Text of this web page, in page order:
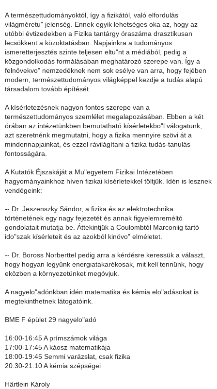
A természettudományoktól, így a fizikától, való elfordulás
világméretu" jelenség. Ennek egyik lehetséges oka az, hogy az
utóbbi évtizedekben a Fizika tantárgy óraszáma drasztikusan
lecsökkent a közoktatásban. Napjainkra a tudományos
ismeretterjesztés szinte teljesen eltu"nt a médiából, pedig a
közgondolkodás formálásában meghatározó szerepe van. Így a
felnövekvo" nemzedéknek nem sok esélye van arra, hogy fejében
modern, természettudományos világképpel kezdje a tudás alapú
társadalom tovább építését.
A kísérletezésnek nagyon fontos szerepe van a
természettudományos szemlélet megalapozásában. Ebben a két
órában az intézetünkben bemutatható kísérletekbo"l válogatunk,
azt szeretnénk megmutatni, hogy a fizika mennyire szövi át a
mindennapjainkat, és ezzel rávilágítani a fizika tudás-tanulás
fontosságára.
A Kutatók Éjszakáját a Mu"egyetem Fizikai Intézetében
hagyományainkhoz híven fizikai kísérletekkel töltjük. Idén is lesznek
vendégeink:
-- Dr. Jeszenszky Sándor, a fizika és az elektrotechnika
történetének egy nagy fejezetét és annak figyelemreméltó
gondolatait mutatja be. Áttekintjük a Coulombtól Marconiig tartó
ido"szak kísérleteit és az azokból kinövo" elméletet.
-- Dr. Boross Norberttel pedig arra a kérdésre keressük a választ,
hogy hogyan legyünk energiatakarékosak, mit kell tennünk, hogy
eközben a környezetünket megóvjuk.
A nagyelo"adónkban idén matematika és kémia elo"adásokat is
megtekinthetnek látogatóink.
BME F épület 29 nagyelo"adó
16:00-16:45 A prímszámok világa
17:00-17:45 A káosz matematikája
18:00-19:45 Semmi varázslat, csak fizika
20:30-21:10 A kémia szépségei
Härtlein Károly